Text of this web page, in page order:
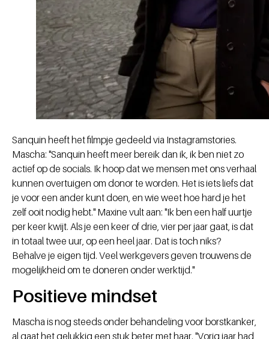
Sanquin heeft het filmpje gedeeld via Instagramstories.
Mascha: "Sanquin heeft meer bereik dan ik, ik ben niet zo
actief op de socials. Ik hoop dat we mensen met ons verhaal
kunnen overtuigen om donor te worden. Het is iets liefs dat
je voor een ander kunt doen, en wie weet hoe hard je het
zelf ooit nodig hebt." Maxine vult aan: "Ik ben een half uurtje
per keer kwijt. Als je een keer of drie, vier per jaar gaat, is dat
in totaal twee uur, op een heel jaar. Dat is toch niks?
Behalve je eigen tijd. Veel werkgevers geven trouwens de
mogelijkheid om te doneren onder werktijd."
Positieve mindset
Mascha is nog steeds onder behandeling voor borstkanker,
al gaat het gelukkig een stuk beter met haar. "Vorig jaar had